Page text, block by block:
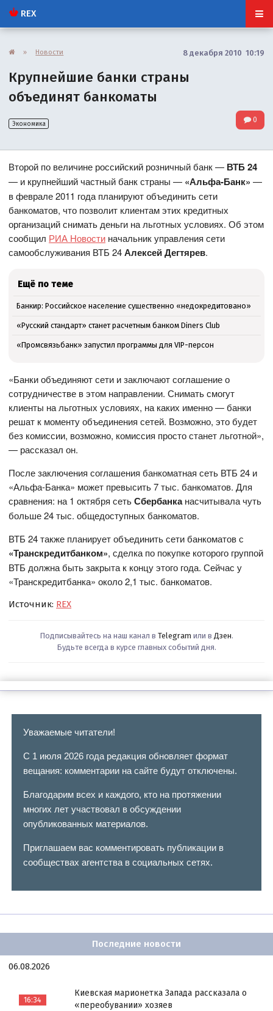
REX
» Новости 8 декабря 2010 10:19
Крупнейшие банки страны
объединят банкоматы
Экономика 0
Второй по величине российский розничный банк — ВТБ 24
— и крупнейший частный банк страны — «Альфа-Банк» —
в феврале 2011 года планируют объединить сети
банкоматов, что позволит клиентам этих кредитных
организаций снимать деньги на льготных условиях. Об этом
сообщил РИА Новости начальник управления сети
самообслуживания ВТБ 24Алексей Дегтярев.
Ещё по теме
Банкир: Российское население существенно «недокредитовано»
«Русский стандарт» станет расчетным банком Diners Club
«Промсвязьбанк» запустил программы для VIP-персон
«Банки объединяют сети и заключают соглашение о
сотрудничестве в этом направлении. Снимать смогут
клиенты на льготных условиях, на каких именно — банки
решат к моменту объединения сетей. Возможно, это будет
без комиссии, возможно, комиссия просто станет льготной»,
— рассказал он.
После заключения соглашения банкоматная сеть ВТБ 24 и
«Альфа-Банка» может превысить 7 тыс. банкоматов. Для
сравнения: на 1 октября сетьСбербанканасчитывала чуть
больше 24 тыс. общедоступных банкоматов.
ВТБ 24 также планирует объединить сети банкоматов с
«Транскредитбанком», сделка по покупке которого группой
ВТБ должна быть закрыта к концу этого года. Сейчас у
«Транскредитбанка» около 2,1 тыс. банкоматов.
Источник: REX
Подписывайтесь на наш канал в Telegram или в Дзен.
Будьте всегда в курсе главных событий дня.
Уважаемые читатели!
С 1 июля 2026 года редакция обновляет формат
вещания: комментарии на сайте будут отключены.
Благодарим всех и каждого, кто на протяжении
многих лет участвовал в обсуждении
опубликованных материалов.
Приглашаем вас комментировать публикации в
сообществах агентства в социальных сетях.
Последние новости
06.08.2026
16:34
Киевская марионетка Запада рассказала о
«переобувании» хозяев